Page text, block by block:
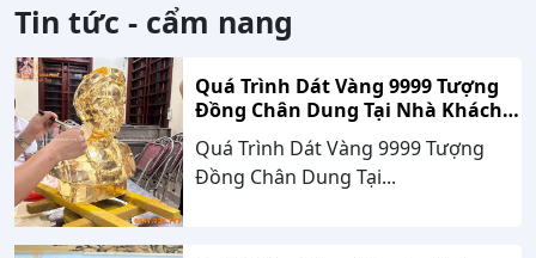
Tin tức - cẩm nang
Quá Trình Dát Vàng 9999 Tượng
Đồng Chân Dung Tại Nhà Khách
Hàng Nghệ An
Quá Trình Dát Vàng 9999 Tượng
Đồng Chân Dung Tại...